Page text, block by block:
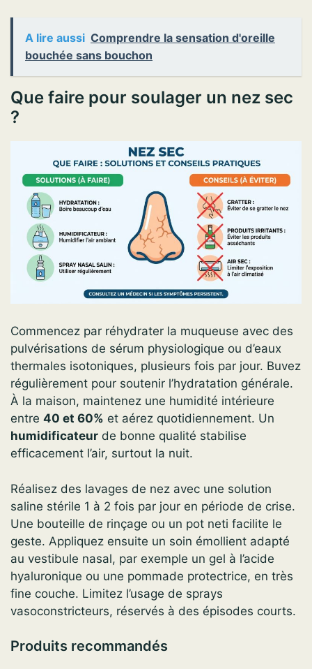
A lire aussi Comprendre la sensation d'oreille
bouchée sans bouchon
Que faire pour soulager un nez sec
?
Commencez par réhydrater la muqueuse avec des
pulvérisations de sérum physiologique ou d’eaux
thermales isotoniques, plusieurs fois par jour. Buvez
régulièrement pour soutenir l’hydratation générale.
À la maison, maintenez une humidité intérieure
entre 40 et 60% et aérez quotidiennement. Un
humidificateur de bonne qualité stabilise
efficacement l’air, surtout la nuit.
Réalisez des lavages de nez avec une solution
saline stérile 1 à 2 fois par jour en période de crise.
Une bouteille de rinçage ou un pot neti facilite le
geste. Appliquez ensuite un soin émollient adapté
au vestibule nasal, par exemple un gel à l’acide
hyaluronique ou une pommade protectrice, en très
fine couche. Limitez l’usage de sprays
vasoconstricteurs, réservés à des épisodes courts.
Produits recommandés